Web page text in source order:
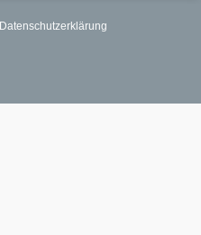
Datenschutzerklärung